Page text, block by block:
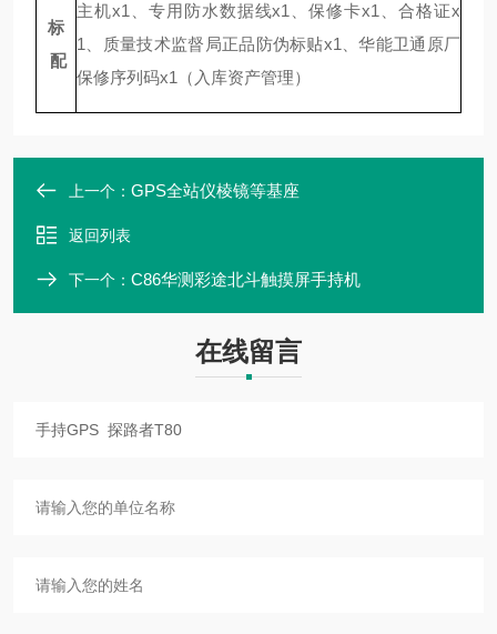
标
配
主机x1、专用防水数据线x1、保修卡x1、合格证x
1、质量技术监督局正品防伪标贴x1、华能卫通原厂
保修序列码x1（入库资产管理）
上一个： GPS全站仪棱镜等基座
返回列表
下一个： C86华测彩途北斗触摸屏手持机
在线留言